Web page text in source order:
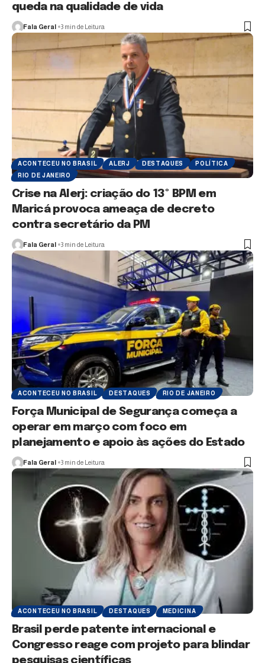
queda na qualidade de vida
Fala Geral 3 min de Leitura
ACONTECEU NO BRASIL ALERJ DESTAQUES
POLÍTICA
RIO DE JANEIRO
Crise na Alerj: criação do 13º BPM em
Maricá provoca ameaça de decreto
contra secretário da PM
Fala Geral 3 min de Leitura
ACONTECEU NO BRASIL DESTAQUES RIO DE JANEIRO
Força Municipal de Segurança começa a
operar em março com foco em
planejamento e apoio às ações do Estado
Fala Geral 3 min de Leitura
ACONTECEU NO BRASIL DESTAQUES MEDICINA
Brasil perde patente internacional e
Congresso reage com projeto para blindar
pesquisas científicas